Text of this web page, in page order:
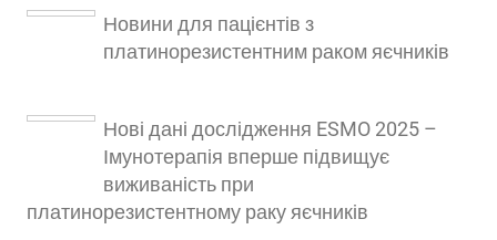
Новини для пацієнтів з
платинорезистентним раком яєчників
Нові дані дослідження ESMO 2025 –
Імунотерапія вперше підвищує
виживаність при
платинорезистентному раку яєчників